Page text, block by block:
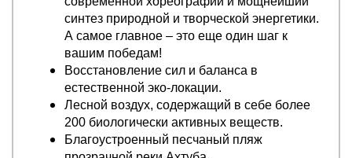
синтез природной и творческой энергетики.
А самое главное – это еще один шаг к
вашим победам!
Восстановление сил и баланса в
естественной эко-локации.
Лесной воздух, содержащий в себе более
200 биологически активных веществ.
Благоустроенный песчаный пляж